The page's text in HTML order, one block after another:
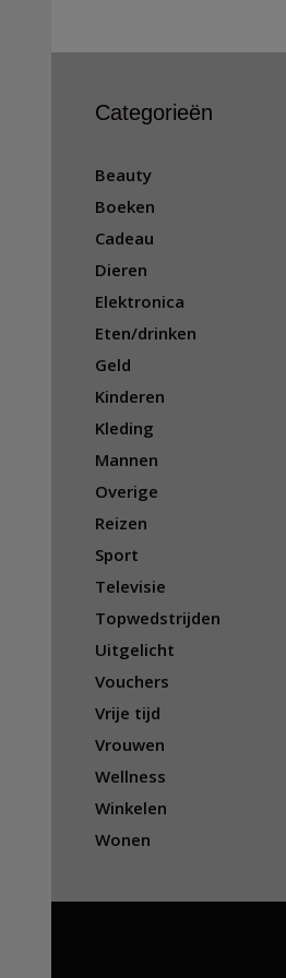
Categorieën
Beauty
Boeken
Cadeau
Dieren
Elektronica
Eten/drinken
Geld
Kinderen
Kleding
Mannen
Overige
Reizen
Sport
Televisie
Topwedstrijden
Uitgelicht
Vouchers
Vrije tijd
Vrouwen
Wellness
Winkelen
Wonen